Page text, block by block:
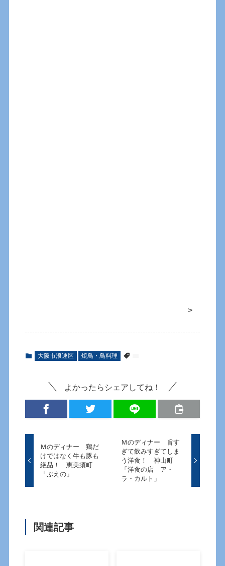
>
大阪市浪速区 焼鳥・鳥料理
よかったらシェアしてね！
Ｍのディナー 鶏だ
けではなく牛も豚も
絶品！ 恵美須町
「ぶえの」
Ｍのディナー 旨す
ぎて飲みすぎてしま
う洋食！ 神山町
「洋食の店 ア・
ラ・カルト」
関連記事